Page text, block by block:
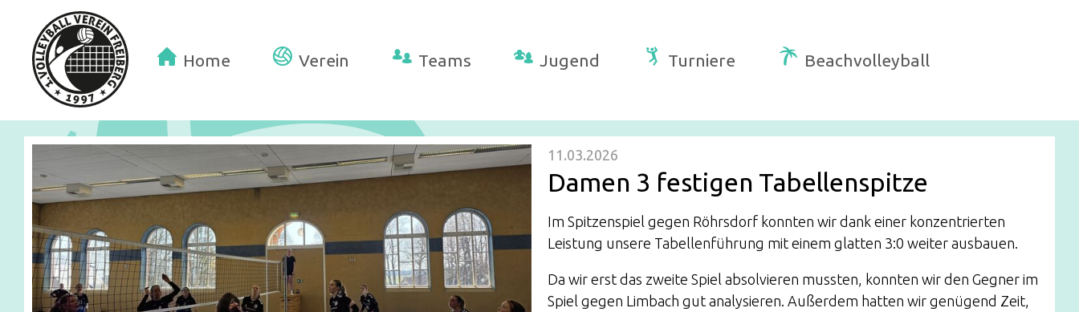
Home Verein Teams Jugend Turniere Beachvolleyball
11.03.2026
Damen 3 festigen Tabellenspitze
Im Spitzenspiel gegen Röhrsdorf konnten wir dank einer konzentrierten
Leistung unsere Tabellenführung mit einem glatten 3:0 weiter ausbauen.
Da wir erst das zweite Spiel absolvieren mussten, konnten wir den Gegner im
Spiel gegen Limbach gut analysieren. Außerdem hatten wir genügend Zeit,